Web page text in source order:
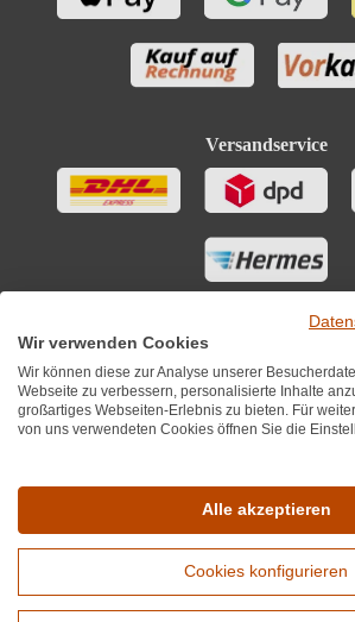
Versandservice
*Alle Preise inkl. MwST zzgl. 5,90€
Wir verwenden Cookies
Wir können diese zur Analyse unserer
Webseite zu verbessern, personalisierte Inhalte
großartiges Webseiten-Erlebnis zu bieten. Für
von uns verwendeten Cookies öffnen Sie die
Alle akzeptieren
Cookies konfigurieren